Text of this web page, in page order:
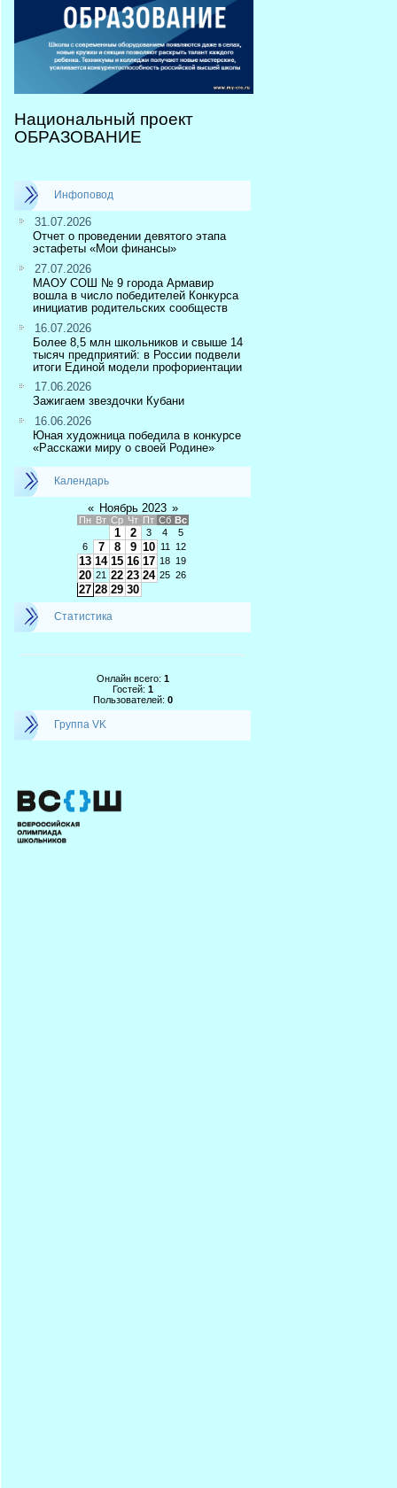
Национальный проект
ОБРАЗОВАНИЕ
Инфоповод
31.07.2026
Отчет о проведении девятого этапа
эстафеты «Мои финансы»
27.07.2026
МАОУ СОШ № 9 города Армавир
вошла в число победителей Конкурса
инициатив родительских сообществ
16.07.2026
Более 8,5 млн школьников и свыше 14
тысяч предприятий: в России подвели
итоги Единой модели профориентации
17.06.2026
Зажигаем звездочки Кубани
16.06.2026
Юная художница победила в конкурсе
«Расскажи миру о своей Родине»
Календарь
« Ноябрь 2023 »
Пн Вт Ср Чт Пт Сб Вс
1 2 3 4
5
6
7 8 9 10 11 12
13 14 15 16 17 18 19
20 21 22 23 24 25 26
27 28 29 30
Статистика
Онлайн всего: 1
Гостей: 1
Пользователей: 0
Группа VK